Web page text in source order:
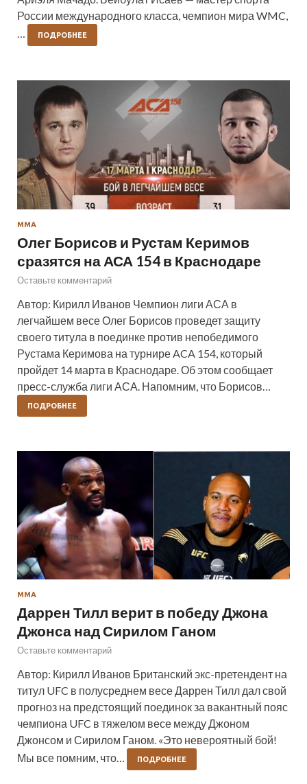
России международного класса, чемпион мира WMC,
…
ПОДРОБНЕЕ
ММА
Олег Борисов и Рустам Керимов
сразятся на АСА 154 в Краснодаре
Оставьте комментарий
Автор: Кирилл Иванов Чемпион лиги АСА в
легчайшем весе Олег Борисов проведет защиту
своего титула в поединке против непобедимого
Рустама Керимова на турнире ACA 154, который
пройдет 14 марта в Краснодаре. Об этом сообщает
пресс-служба лиги АСА. Напомним, что Борисов…
ПОДРОБНЕЕ
ММА
Даррен Тилл верит в победу Джона
Джонса над Сирилом Ганом
Оставьте комментарий
Автор: Кирилл Иванов Британский экс-претендент на
титул UFC в полусреднем весе Даррен Тилл дал свой
прогноз на предстоящий поединок за вакантный пояс
чемпиона UFC в тяжелом весе между Джоном
Джонсом и Сирилом Ганом. «Это невероятный бой!
Мы все помним, что…
ПОДРОБНЕЕ